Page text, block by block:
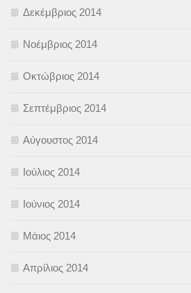
Δεκέμβριος 2014
Νοέμβριος 2014
Οκτώβριος 2014
Σεπτέμβριος 2014
Αύγουστος 2014
Ιούλιος 2014
Ιούνιος 2014
Μάιος 2014
Απρίλιος 2014